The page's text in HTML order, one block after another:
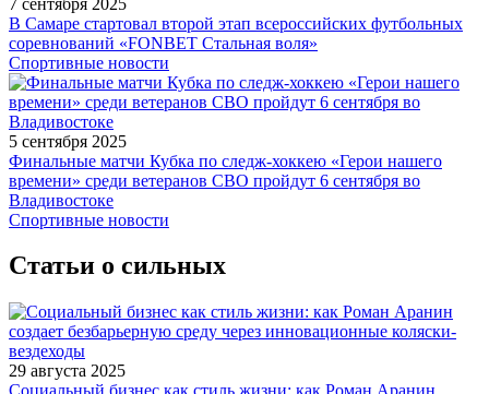
В Самаре стартовал второй этап всероссийских футбольных
соревнований «FONBET Стальная воля»
Спортивные новости
5 сентября 2025
Финальные матчи Кубка по следж-хоккею «Герои нашего
времени» среди ветеранов СВО пройдут 6 сентября во
Владивостоке
Спортивные новости
Статьи о сильных
29 августа 2025